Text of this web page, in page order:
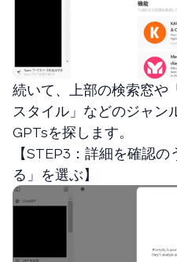
続いて、上部の検索窓や
スタイル」などのジャン
GPTsを探します。
【STEP3：詳細を確認
る」を選ぶ】